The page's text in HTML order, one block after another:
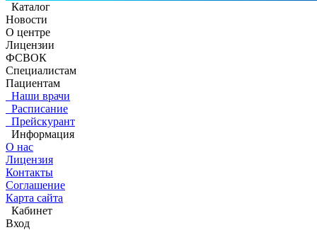
Каталог
Новости
О центре
Лицензии
ФСВОК
Специалистам
Пациентам
Наши врачи
Расписание
Прейскурант
Информация
О нас
Лицензия
Контакты
Соглашение
Карта сайта
Кабинет
Вход